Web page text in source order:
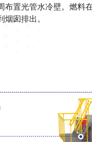
置光管水冷壁。燃料
囱排出。